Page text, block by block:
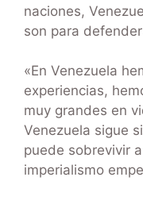
naciones,
son para
«En Venezuela
experiencias,
muy grandes en
Venezuela sigue
puede sobrevivir
imperialismo